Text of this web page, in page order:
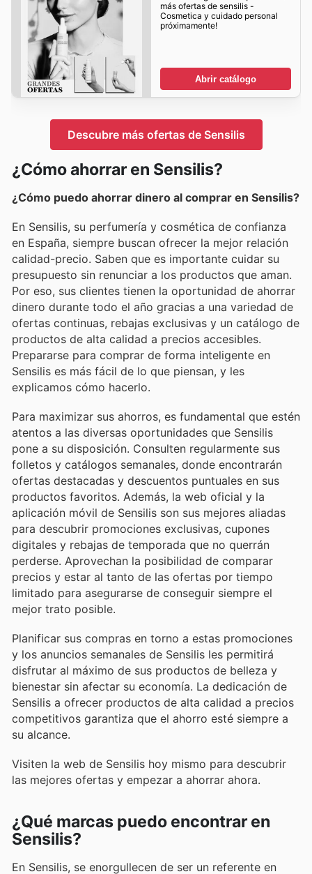
más ofertas de sensilis -
Cosmetica y cuidado personal
próximamente!
Abrir catálogo
Descubre más ofertas de Sensilis
¿Cómo ahorrar en Sensilis?
¿Cómo puedo ahorrar dinero al comprar en Sensilis?
En Sensilis, su perfumería y cosmética de confianza
en España, siempre buscan ofrecer la mejor relación
calidad-precio. Saben que es importante cuidar su
presupuesto sin renunciar a los productos que aman.
Por eso, sus clientes tienen la oportunidad de ahorrar
dinero durante todo el año gracias a una variedad de
ofertas continuas, rebajas exclusivas y un catálogo de
productos de alta calidad a precios accesibles.
Prepararse para comprar de forma inteligente en
Sensilis es más fácil de lo que piensan, y les
explicamos cómo hacerlo.
Para maximizar sus ahorros, es fundamental que estén
atentos a las diversas oportunidades que Sensilis
pone a su disposición. Consulten regularmente sus
folletos y catálogos semanales, donde encontrarán
ofertas destacadas y descuentos puntuales en sus
productos favoritos. Además, la web oficial y la
aplicación móvil de Sensilis son sus mejores aliadas
para descubrir promociones exclusivas, cupones
digitales y rebajas de temporada que no querrán
perderse. Aprovechan la posibilidad de comparar
precios y estar al tanto de las ofertas por tiempo
limitado para asegurarse de conseguir siempre el
mejor trato posible.
Planificar sus compras en torno a estas promociones
y los anuncios semanales de Sensilis les permitirá
disfrutar al máximo de sus productos de belleza y
bienestar sin afectar su economía. La dedicación de
Sensilis a ofrecer productos de alta calidad a precios
competitivos garantiza que el ahorro esté siempre a
su alcance.
Visiten la web de Sensilis hoy mismo para descubrir
las mejores ofertas y empezar a ahorrar ahora.
¿Qué marcas puedo encontrar en
Sensilis?
En Sensilis, se enorgullecen de ser un referente en